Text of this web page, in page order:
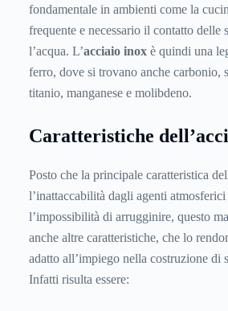
fondamentale in ambienti come la
frequente e necessario il contatto delle
l’acqua. L’acciaio inox è quindi una
ferro, dove si trovano anche carbonio,
titanio, manganese e molibdeno.
Caratteristiche
Posto che la principale caratteristica
l’inattaccabilità dagli agenti
l’impossibilità di arrugginire, questo
anche altre caratteristiche, che lo
adatto all’impiego nella costruzione di
Infatti risulta essere: